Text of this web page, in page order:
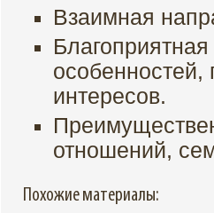
Взаимная
особенностей,
интересов.
отношений,
Похожие материалы: